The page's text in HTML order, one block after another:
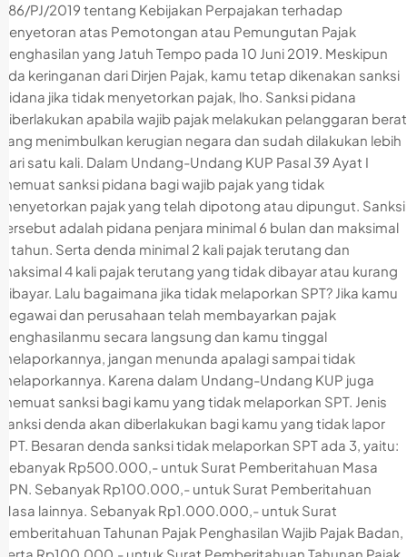
486/PJ/2019 tentang Kebijakan Perpajakan terhadap
Penyetoran atas Pemotongan atau Pemungutan Pajak
Penghasilan yang Jatuh Tempo pada 10 Juni 2019. Meskipun
ada keringanan dari Dirjen Pajak, kamu tetap dikenakan sanksi
pidana jika tidak menyetorkan pajak, lho. Sanksi pidana
diberlakukan apabila wajib pajak melakukan pelanggaran berat
yang menimbulkan kerugian negara dan sudah dilakukan lebih
dari satu kali. Dalam Undang-Undang KUP Pasal 39 Ayat I
memuat sanksi pidana bagi wajib pajak yang tidak
menyetorkan pajak yang telah dipotong atau dipungut. Sanksi
tersebut adalah pidana penjara minimal 6 bulan dan maksimal
6 tahun. Serta denda minimal 2 kali pajak terutang dan
maksimal 4 kali pajak terutang yang tidak dibayar atau kurang
dibayar. Lalu bagaimana jika tidak melaporkan SPT? Jika kamu
pegawai dan perusahaan telah membayarkan pajak
penghasilanmu secara langsung dan kamu tinggal
melaporkannya, jangan menunda apalagi sampai tidak
melaporkannya. Karena dalam Undang-Undang KUP juga
memuat sanksi bagi kamu yang tidak melaporkan SPT. Jenis
sanksi denda akan diberlakukan bagi kamu yang tidak lapor
SPT. Besaran denda sanksi tidak melaporkan SPT ada 3, yaitu:
Sebanyak Rp500.000,- untuk Surat Pemberitahuan Masa
PPN. Sebanyak Rp100.000,- untuk Surat Pemberitahuan
Masa lainnya. Sebanyak Rp1.000.000,- untuk Surat
Pemberitahuan Tahunan Pajak Penghasilan Wajib Pajak Badan,